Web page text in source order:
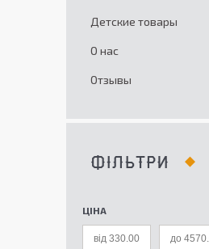
Детские товары
О нас
Отзывы
ФІЛЬТРИ
ЦІНА